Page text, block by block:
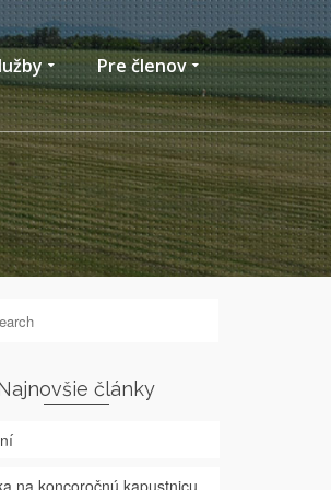
Pre členov
články
na koncoročnú kapustnicu